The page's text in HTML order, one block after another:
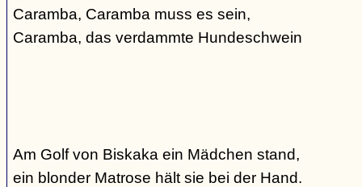
Caramba, Caramba muss es sein,
Caramba, das verdammte Hundeschwein
Am Golf von Biskaka ein Mädchen stand,
ein blonder Matrose hält sie bei der Hand.